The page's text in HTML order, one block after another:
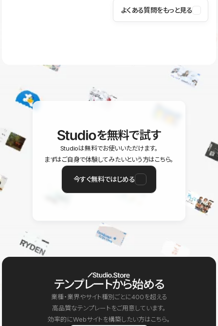
はSSL/TLSによる通信暗号化に対応しており、悪質なスクリプトの
操作方法や機能については、ヘルプセンターでご確認いただけま
ユーザー同士で質問・相談できるコミュニティもご利用ください。
よくある質問をもっと見る
を無料で試す
Studioは無料でお使いいただけます。
まずはご自身で体験してみたいという方はこちら。
今すぐ無料ではじめる
テンプレートから始める
業種・業界やサイト種別ごとに400を超える
高品質なテンプレートをご用意しています。
効率的にWebサイトを構築したい方はこちら。